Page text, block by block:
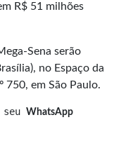
R$ 51 milhões
Sena serão
no Espaço da
750, em São Paulo.
seu WhatsApp